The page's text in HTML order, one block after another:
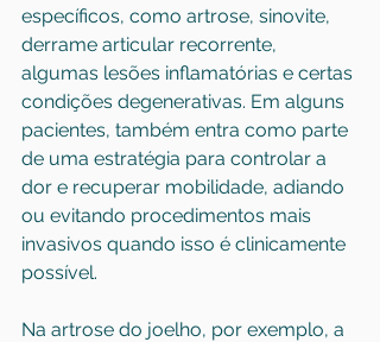
específicos, como artrose, sinovite,
derrame articular recorrente,
algumas lesões inflamatórias e certas
condições degenerativas. Em alguns
pacientes, também entra como parte
de uma estratégia para controlar a
dor e recuperar mobilidade, adiando
ou evitando procedimentos mais
invasivos quando isso é clinicamente
possível.
Na artrose do joelho, por exemplo, a